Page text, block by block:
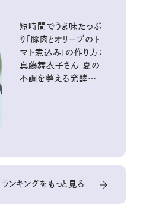
短時間でうま味たっぷ
り「豚肉とオリーブのト
マト煮込み」の作り方：
真藤舞衣子さん 夏の
不調を整える発酵レ
ランキングをもっと見る